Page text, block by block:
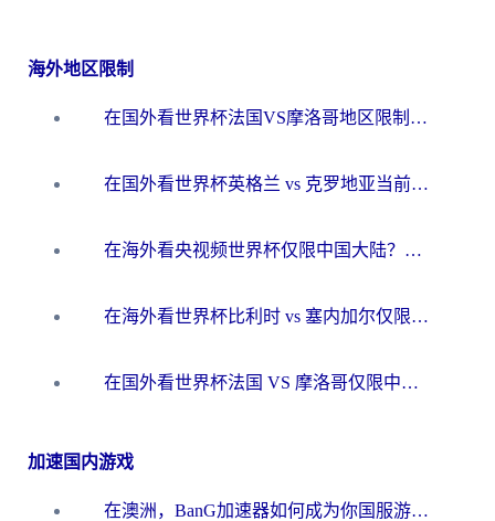
海外地区限制
在国外看世界杯法国VS摩洛哥地区限制？这篇指南让你流畅看中文解说无压力
在国外看世界杯英格兰 vs 克罗地亚当前地区不可播放？这篇指南帮你搞定所有海外观赛难题
在海外看央视频世界杯仅限中国大陆？这篇指南帮你解锁中文解说+无卡顿直播
在海外看世界杯比利时 vs 塞内加尔仅限中国大陆？我找到了最流畅的中文解说之路
在国外看世界杯法国 VS 摩洛哥仅限中国大陆？海外党这样看中文解说赛事不卡顿
加速国内游戏
在澳洲，BanG加速器如何成为你国服游戏的“时光机”？